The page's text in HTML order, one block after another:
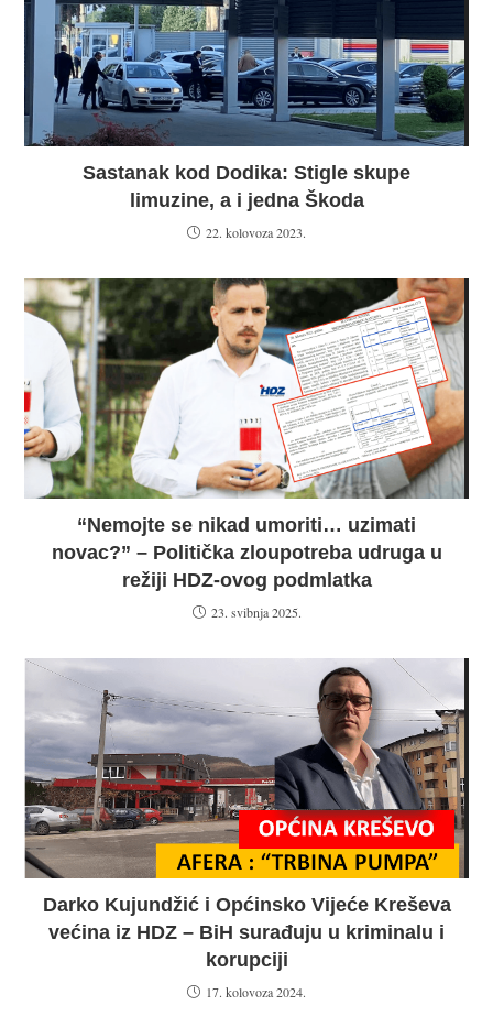
Sastanak kod Dodika: Stigle skupe
limuzine, a i jedna Škoda
22. kolovoza 2023.
“Nemojte se nikad umoriti… uzimati
novac?” – Politička zloupotreba udruga u
režiji HDZ-ovog podmlatka
23. svibnja 2025.
Darko Kujundžić i Općinsko Vijeće Kreševa
većina iz HDZ – BiH surađuju u kriminalu i
korupciji
17. kolovoza 2024.